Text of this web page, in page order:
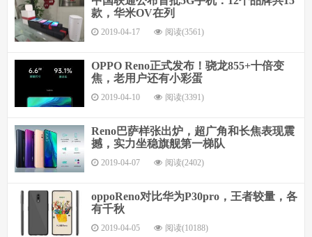
款，华米OV在列
2019-04-17 阅读(3561)
OPPO Reno正式发布！骁龙855+十倍变
焦，老用户还有小彩蛋
2019-04-10 阅读(3391)
Reno巴萨样张出炉，超广角和长焦表现震
撼，实力坐稳旗舰第一梯队
2019-04-07 阅读(2402)
oppoReno对比华为P30pro，王者较量，各
有千秋
2019-04-05 阅读(10188)